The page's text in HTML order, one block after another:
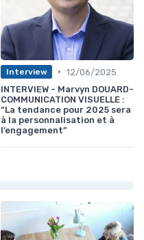
Interview • 12/06/2025
INTERVIEW - Marvyn DOUARD-
COMMUNICATION VISUELLE :
“La tendance pour 2025 sera
à la personnalisation et à
l’engagement”